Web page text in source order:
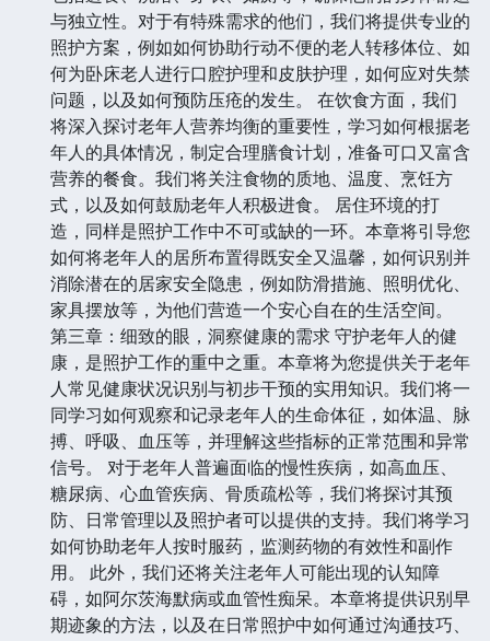
与独立性。对于有特殊需求的他们，我们将提供专业的
照护方案，例如如何协助行动不便的老人转移体位、如
何为卧床老人进行口腔护理和皮肤护理，如何应对失禁
问题，以及如何预防压疮的发生。 在饮食方面，我们
将深入探讨老年人营养均衡的重要性，学习如何根据老
年人的具体情况，制定合理膳食计划，准备可口又富含
营养的餐食。我们将关注食物的质地、温度、烹饪方
式，以及如何鼓励老年人积极进食。 居住环境的打
造，同样是照护工作中不可或缺的一环。本章将引导您
如何将老年人的居所布置得既安全又温馨，如何识别并
消除潜在的居家安全隐患，例如防滑措施、照明优化、
家具摆放等，为他们营造一个安心自在的生活空间。
第三章：细致的眼，洞察健康的需求 守护老年人的健
康，是照护工作的重中之重。本章将为您提供关于老年
人常见健康状况识别与初步干预的实用知识。我们将一
同学习如何观察和记录老年人的生命体征，如体温、脉
搏、呼吸、血压等，并理解这些指标的正常范围和异常
信号。 对于老年人普遍面临的慢性疾病，如高血压、
糖尿病、心血管疾病、骨质疏松等，我们将探讨其预
防、日常管理以及照护者可以提供的支持。我们将学习
如何协助老年人按时服药，监测药物的有效性和副作
用。 此外，我们还将关注老年人可能出现的认知障
碍，如阿尔茨海默病或血管性痴呆。本章将提供识别早
期迹象的方法，以及在日常照护中如何通过沟通技巧、